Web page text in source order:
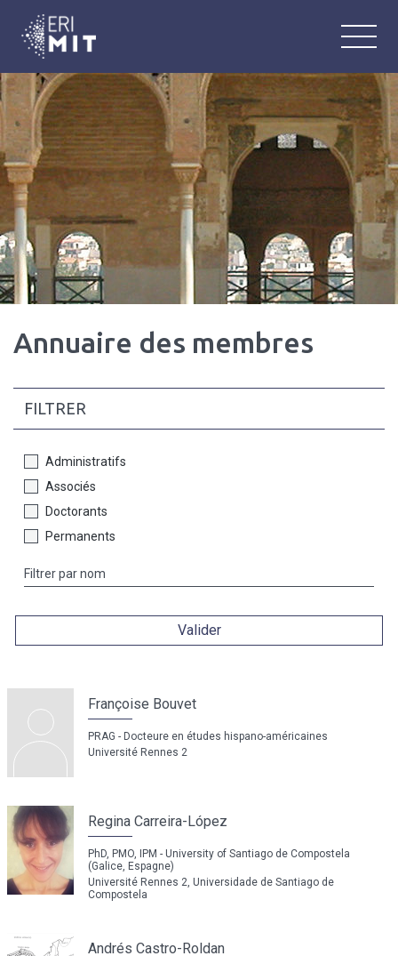
ERIMIT
Équipe de Recherche Interlangue :
Annuaire des membres
Françoise Bouvet
PRAG - Docteure en études hispano-américaines
Université Rennes 2
Regina Carreira-López
PhD, PMO, IPM - University of Santiago de Compostela
(Galice, Espagne)
Université Rennes 2, Universidade de Santiago de
Compostela
Andrés Castro-Roldan
FILTRER
Administratifs
Associés
Doctorants
Permanents
Valider